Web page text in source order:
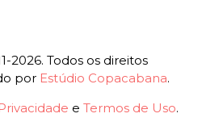
2026. Todos os direitos
por Estúdio Copacabana.
e Termos de Uso.